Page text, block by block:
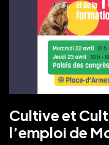
Cultive et
l’emploi de